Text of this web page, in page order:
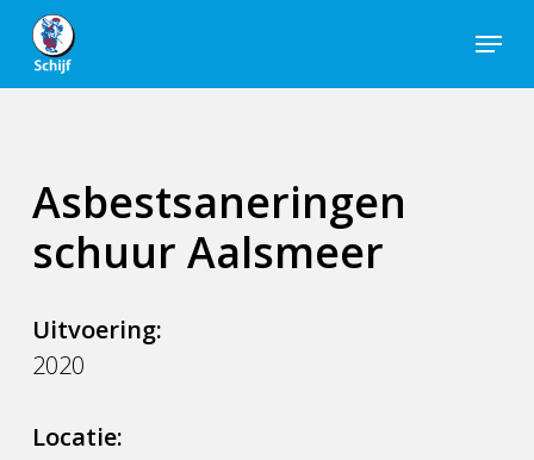
Skip
main
Menu
Asbestsaneringen
schuur Aalsmeer
Uitvoering:
2020
Locatie: